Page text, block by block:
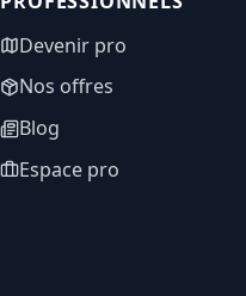
Devenir pro
Nos offres
Blog
Espace pro